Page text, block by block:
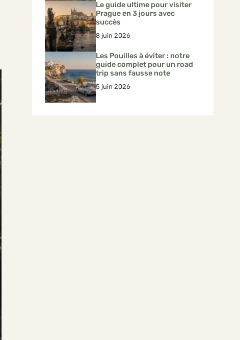
Le guide ultime pour visiter
Prague en 3 jours avec
succès
8 juin 2026
Les Pouilles à éviter : notre
guide complet pour un road
trip sans fausse note
5 juin 2026